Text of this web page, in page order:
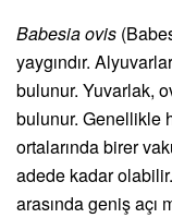
Babesia ovis
yaygındır.
bulunur. Yuvarlak,
bulunur. Genellikle
ortalarında birer
adede kadar
arasında geniş açı